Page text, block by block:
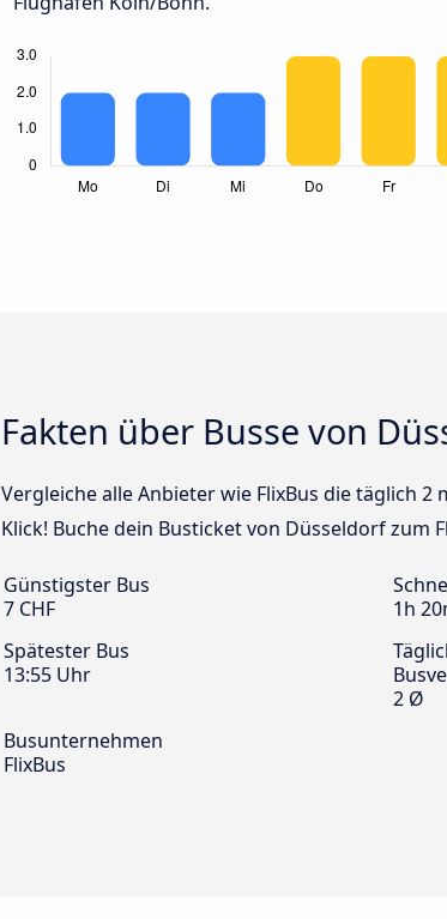
Fakten über Busse von
Vergleiche alle Anbieter wie FlixBus die täglich
Klick! Buche dein Busticket von Düsseldorf zum
Günstigster Bus
7 CHF
1h
Spätester Bus
13:55 Uhr
2 Ø
Busunternehmen
FlixBus